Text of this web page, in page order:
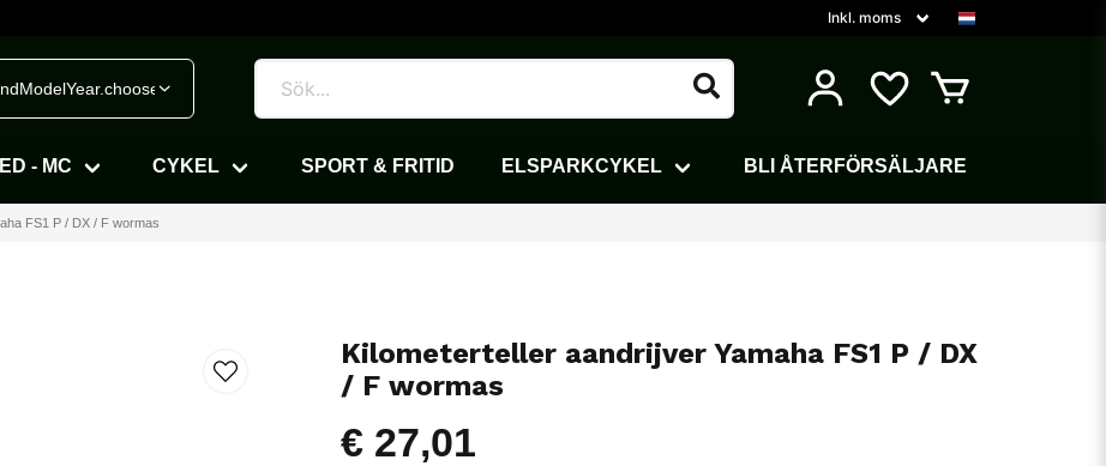
- MC CYKEL SPORT & FRITID ELSPARKCYKEL BLI ÅTERFÖRSÄLJARE
FS1 P / DX / F wormas
Kilometerteller aandrijver Yamaha FS1 P / DX
/ F wormas
€ 27,01